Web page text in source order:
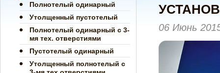
Полнотелый одинарный
Утолщенный пустотелый
Полнотелый одинарный с 3-
мя тех. отверстиями
Пустотелый одинарный
Утолщенный полнотелый с
06 Июнь